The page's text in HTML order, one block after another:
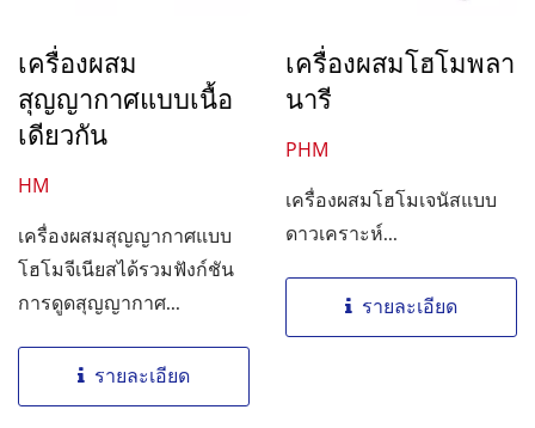
เครื่องผสม
สุญญากาศแบบเนื้อ
เดียวกัน
HM
เครื่องผสมสุญญากาศแบบ
โฮโมจีเนียสได้รวมฟังก์ชัน
การดูดสุญญากาศ...
รายละเอียด
เครื่องผสมโฮโมพลา
นารี
PHM
เครื่องผสมโฮโมเจนัสแบบ
ดาวเคราะห์...
รายละเอียด